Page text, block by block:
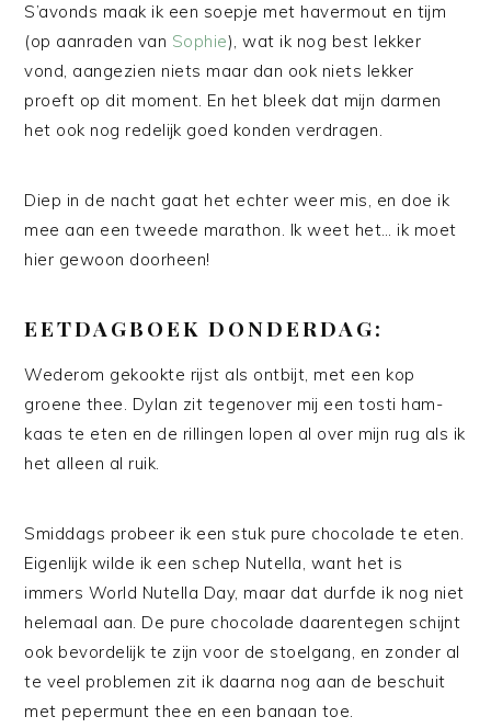
S’avonds maak ik een soepje met havermout en tijm
(op aanraden van Sophie), wat ik nog best lekker
vond, aangezien niets maar dan ook niets lekker
proeft op dit moment. En het bleek dat mijn darmen
het ook nog redelijk goed konden verdragen.
Diep in de nacht gaat het echter weer mis, en doe ik
mee aan een tweede marathon. Ik weet het… ik moet
hier gewoon doorheen!
EETDAGBOEK DONDERDAG:
Wederom gekookte rijst als ontbijt, met een kop
groene thee. Dylan zit tegenover mij een tosti ham-
kaas te eten en de rillingen lopen al over mijn rug als ik
het alleen al ruik.
Smiddags probeer ik een stuk pure chocolade te eten.
Eigenlijk wilde ik een schep Nutella, want het is
immers World Nutella Day, maar dat durfde ik nog niet
helemaal aan. De pure chocolade daarentegen schijnt
ook bevordelijk te zijn voor de stoelgang, en zonder al
te veel problemen zit ik daarna nog aan de beschuit
met pepermunt thee en een banaan toe.